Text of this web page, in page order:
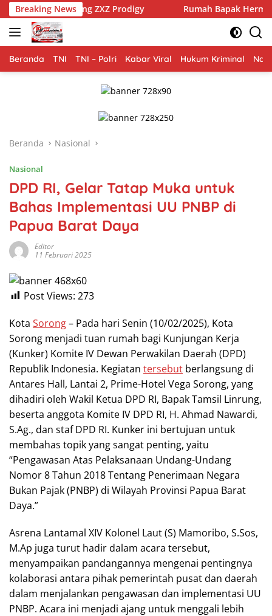
Langsung
ke
konten
Breaking News
ZXZ Prodigy Rumah Bapak Herman Rampung 100
Beranda TNI TNI – Polri Kabar Viral Hukum Kriminal
Beranda Nasional
Nasional
DPD RI, Gelar Tatap Muka untuk
Bahas Implementasi UU PNBP di
Papua Barat Daya
Editor
11 Februari 2025
Post Views: 273
Kota Sorong– Pada hari Senin (10/02/2025), Kota
Sorong menjadi tuan rumah bagi Kunjungan Kerja
(Kunker) Komite IV Dewan Perwakilan Daerah (DPD)
Republik Indonesia. Kegiatan tersebut berlangsung di
Antares Hall, Lantai 2, Prime-Hotel Vega Sorong, yang
dihadiri oleh Wakil Ketua DPD RI, Bapak Tamsil Linrung,
beserta anggota Komite IV DPD RI, H. Ahmad Nawardi,
S.Ag., dan staf DPD RI. Kunker ini bertujuan untuk
membahas topik yang sangat penting, yaitu
“Pengawasan Atas Pelaksanaan Undang-Undang
Nomor 8 Tahun 2018 Tentang Penerimaan Negara
Bukan Pajak (PNBP) di Wilayah Provinsi Papua Barat
Daya.”
Asrena Lantamal XIV Kolonel Laut (S) Mamoribo, S.Sos,
M.Ap juga turut hadir dalam acara tersebut,
menyampaikan pandangannya mengenai pentingnya
kolaborasi antara pihak pemerintah pusat dan daerah
dalam menjalankan pengawasan dan implementasi UU
PNBP. Acara ini menjadi ajang untuk menggali lebih